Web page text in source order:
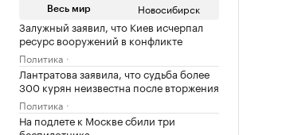
Весь мир Новосибирск
Залужный заявил, что Киев исчерпал
ресурс вооружений в конфликте
Политика
Лантратова заявила, что судьба более
300 курян неизвестна после вторжения
Политика
На подлете к Москве сбили три